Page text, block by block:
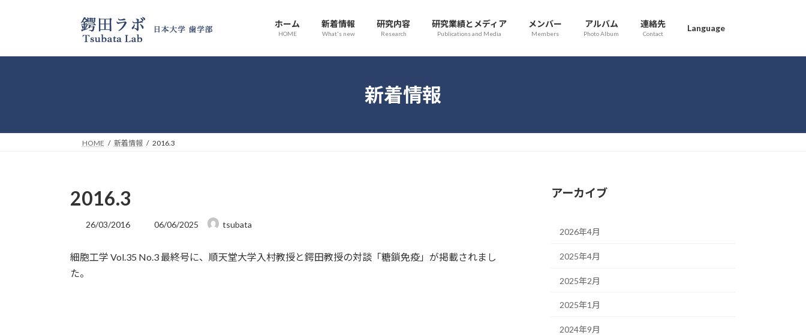
プ
動
ホーム
HOME
新着情報
What's new
研究内容
Research
研究業績とメディア
Publications and Media
メンバー
Members
アルバム
Photo Album
連絡先
Contact
Language
新着情報
HOME 新着情報 2016.3
2016.3
26/03/2016
最
新
06/06/2025 tsubata
細胞工学 Vol.35 No.3 最終号に、順天堂大学入村教授と鍔田教授の対談「糖鎖免疫」が掲載されまし
た。
アーカイブ
2026年4月
2025年4月
2025年2月
2025年1月
2024年9月